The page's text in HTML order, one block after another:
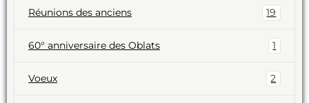
Réunions des anciens 19
60° anniversaire des Oblats 1
Voeux 2